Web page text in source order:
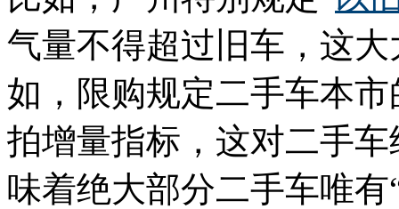
气量不得超过旧车，这
如，限购规定二手车本
拍增量指标，这对二手
味着绝大部分二手车唯